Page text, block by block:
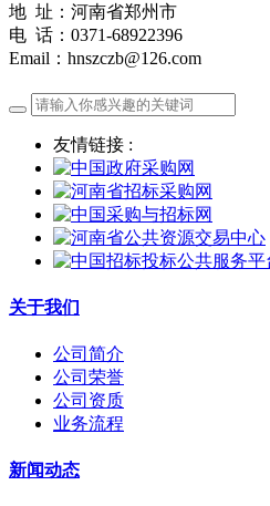
地 址：河南省郑州市
电 话：0371-68922396
Email：hnszczb@126.com
友情链接 :
关于我们
公司简介
公司荣誉
公司资质
业务流程
新闻动态